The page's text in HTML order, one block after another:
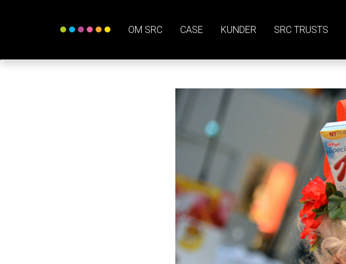
OM SRC CASE KUNDER SRC TRUSTS